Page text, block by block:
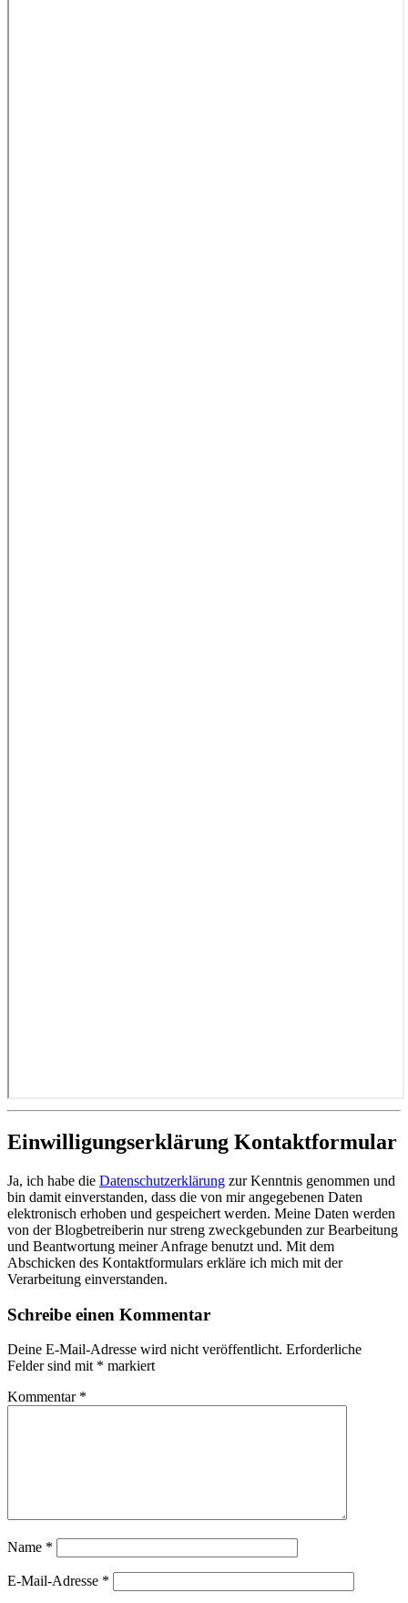
Einwilligungserklärung Kontaktformular
Ja, ich habe die Datenschutzerklärung zur Kenntnis genommen und
bin damit einverstanden, dass die von mir angegebenen Daten
elektronisch erhoben und gespeichert werden. Meine Daten werden
von der Blogbetreiberin nur streng zweckgebunden zur Bearbeitung
und Beantwortung meiner Anfrage benutzt und. Mit dem
Abschicken des Kontaktformulars erkläre ich mich mit der
Verarbeitung einverstanden.
Schreibe einen Kommentar
Deine E-Mail-Adresse wird nicht veröffentlicht. Erforderliche
Felder sind mit * markiert
Kommentar *
Name *
E-Mail-Adresse *